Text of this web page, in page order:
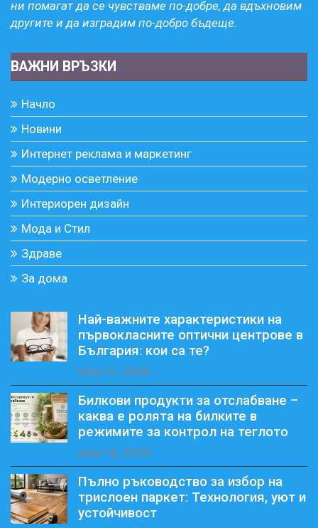
ни помагат да се чувстваме по-добре, да вдъхновим
другите и да изградим по-добро бъдеще.
ВАЖНИ ВРЪЗКИ
Начло
Новини
Интернет реклама и маркетинг
Модерно осветление
Интериорен дизайн
Мода и Стил
Здраве
За дома
Най-важните характеристики на
първокласните оптични центрове в
България: кои са те?
юли 31, 2026
Билкови продукти за отслабване –
каква е ролята на билките в
режимите за контрол на теглото
юли 16, 2026
Пълно ръководство за избор на
трислоен паркет: Технология, уют и
устойчивост